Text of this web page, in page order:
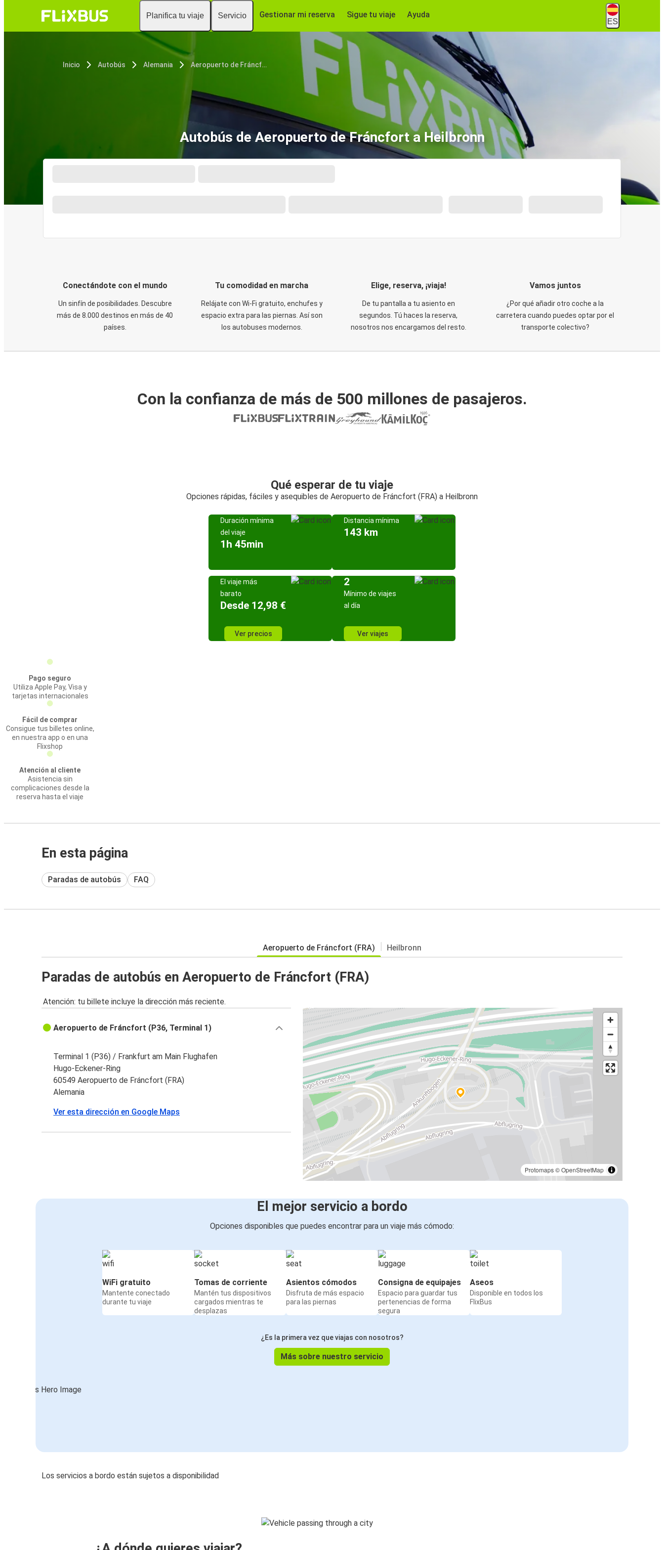
Planifica tu viaje Servicio Gestionar mi reserva Sigue tu viaje Ayuda
ES
Inicio Autobús Alemania Aeropuerto de Fráncfort (FRA)
Autobús de Aeropuerto de Fráncfort a Heilbronn
Conectándote con el mundo
Un sinfín de posibilidades. Descubre
más de 8.000 destinos en más de 40
países.
Tu comodidad en marcha
Relájate con Wi-Fi gratuito, enchufes y
espacio extra para las piernas. Así son
los autobuses modernos.
Elige, reserva, ¡viaja!
De tu pantalla a tu asiento en
segundos. Tú haces la reserva,
nosotros nos encargamos del resto.
Vamos juntos
¿Por qué añadir otro coche a la
carretera cuando puedes optar por el
transporte colectivo?
Con la confianza de más de 500 millones de pasajeros.
Qué esperar de tu viaje
Opciones rápidas, fáciles y asequibles de Aeropuerto de Fráncfort (FRA) a Heilbronn
Duración mínima
del viaje
1h 45min
Distancia mínima
143 km
El viaje más
barato
Desde 12,98 €
Ver precios
2
Mínimo de viajes
al día
Ver viajes
Pago seguro
Utiliza Apple Pay, Visa y
tarjetas internacionales
Fácil de comprar
Consigue tus billetes online,
en nuestra app o en una
Flixshop
Atención al cliente
Asistencia sin
complicaciones desde la
reserva hasta el viaje
En esta página
Paradas de autobús FAQ
Aeropuerto de Fráncfort (FRA) Heilbronn
Paradas de autobús en Aeropuerto de Fráncfort (FRA)
Atención: tu billete incluye la dirección más reciente.
Protomaps©OpenStreetMap
Aeropuerto de Fráncfort (P36, Terminal 1)
Terminal 1 (P36) / Frankfurt am Main Flughafen
Hugo-Eckener-Ring
60549 Aeropuerto de Fráncfort (FRA)
Alemania
Ver esta dirección en Google Maps
El mejor servicio a bordo
Opciones disponibles que puedes encontrar para un viaje más cómodo:
WiFi gratuito
Mantente conectado
durante tu viaje
Tomas de corriente
Mantén tus dispositivos
cargados mientras te
desplazas
Asientos cómodos
Disfruta de más espacio
para las piernas
Consigna de equipajes
Espacio para guardar tus
pertenencias de forma
segura
Aseos
Disponible en todos los
FlixBus
¿Es la primera vez que viajas con nosotros?
Más sobre nuestro servicio
Los servicios a bordo están sujetos a disponibilidad